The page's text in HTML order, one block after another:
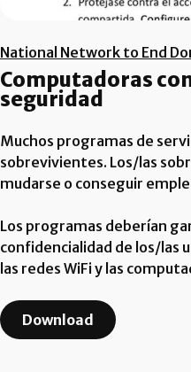
National Network to End
Computadoras
seguridad
Muchos programas de
sobrevivientes. Los/las
mudarse o conseguir
Los programas deberían
confidencialidad de los/las
las redes WiFi y las
Download